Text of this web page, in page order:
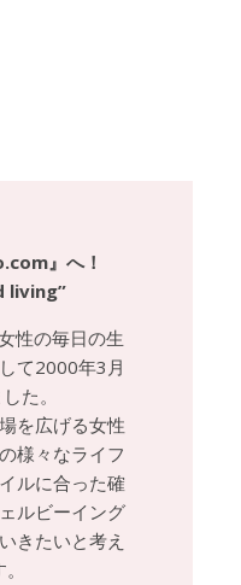
』へ！
living”
性の毎日の生
て2000年3月
た。
を広げる女性
様々なライフ
ルに合った確
ルビーイング
きたいと考え